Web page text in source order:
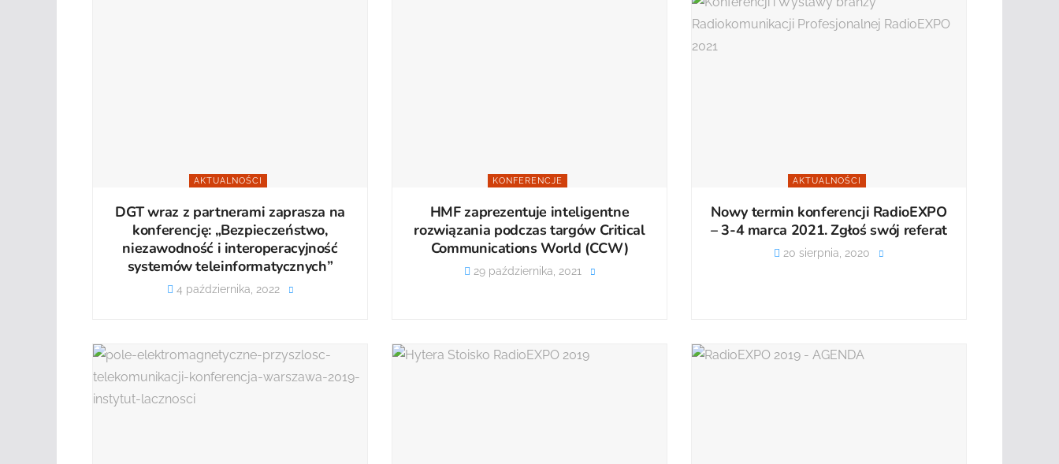
AKTUALNOŚCI
DGT wraz z partnerami zaprasza na
konferencję: „Bezpieczeństwo,
niezawodność i interoperacyjność
systemów teleinformatycznych”
4 października, 2022
KONFERENCJE
HMF zaprezentuje inteligentne
rozwiązania podczas targów Critical
Communications World (CCW)
29 października, 2021
AKTUALNOŚCI
Nowy termin konferencji RadioEXPO
– 3-4 marca 2021. Zgłoś swój referat
20 sierpnia, 2020